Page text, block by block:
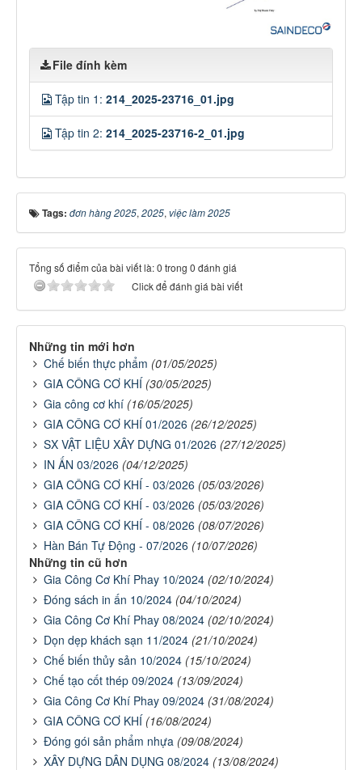
File đính kèm
Tập tin 1: 214_2025-23716_01.jpg
Tập tin 2: 214_2025-23716-2_01.jpg
Tags: đơn hàng 2025, 2025, việc làm 2025
Tổng số điểm của bài viết là: 0 trong 0 đánh giá
Click để đánh giá bài viết
Những tin mới hơn
Chế biến thực phẩm (01/05/2025)
GIA CÔNG CƠ KHÍ (30/05/2025)
Gia công cơ khí (16/05/2025)
GIA CÔNG CƠ KHÍ 01/2026 (26/12/2025)
SX VẬT LIỆU XÂY DỰNG 01/2026 (27/12/2025)
IN ẤN 03/2026 (04/12/2025)
GIA CÔNG CƠ KHÍ - 03/2026 (05/03/2026)
GIA CÔNG CƠ KHÍ - 03/2026 (05/03/2026)
GIA CÔNG CƠ KHÍ - 08/2026 (08/07/2026)
Hàn Bán Tự Động - 07/2026 (10/07/2026)
Những tin cũ hơn
Gia Công Cơ Khí Phay 10/2024 (02/10/2024)
Đóng sách in ấn 10/2024 (04/10/2024)
Gia Công Cơ Khí Phay 08/2024 (02/10/2024)
Dọn dẹp khách sạn 11/2024 (21/10/2024)
Chế biến thủy sản 10/2024 (15/10/2024)
Chế tạo cốt thép 09/2024 (13/09/2024)
Gia Công Cơ Khí Phay 09/2024 (31/08/2024)
GIA CÔNG CƠ KHÍ (16/08/2024)
Đóng gói sản phẩm nhựa (09/08/2024)
XÂY DỰNG DÂN DỤNG 08/2024 (13/08/2024)